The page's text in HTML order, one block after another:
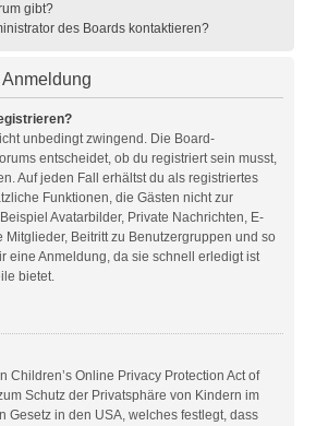
gibt?
des Boards kontaktieren?
unbedingt zwingend. Die Board-
entscheidet, ob du registriert sein musst,
Auf jeden Fall erhältst du als registriertes
Funktionen, die Gästen nicht zur
Avatarbilder, Private Nachrichten, E-
Mitglieder, Beitritt zu Benutzergruppen und so
eine Anmeldung, da sie schnell erledigt ist
bietet.
Children’s Online Privacy Protection Act of
Schutz der Privatsphäre von Kindern im
Gesetz in den USA, welches festlegt, dass